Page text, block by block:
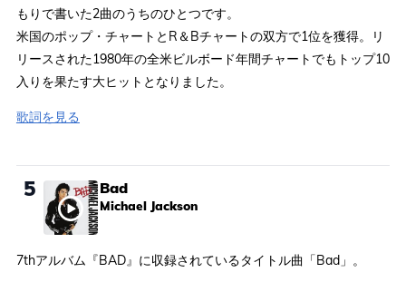
もりで書いた2曲のうちのひとつです。
米国のポップ・チャートとR＆Bチャートの双方で1位を獲得。リ
リースされた1980年の全米ビルボード年間チャートでもトップ10
入りを果たす大ヒットとなりました。
歌詞を見る
5 Bad
Michael Jackson
7thアルバム『BAD』に収録されているタイトル曲「Bad」。